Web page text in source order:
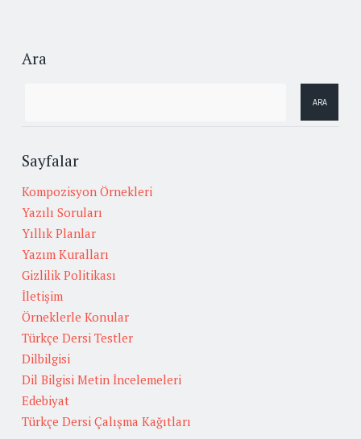
Ara
Sayfalar
Kompozisyon Örnekleri
Yazılı Soruları
Yıllık Planlar
Yazım Kuralları
Gizlilik Politikası
İletişim
Örneklerle Konular
Türkçe Dersi Testler
Dilbilgisi
Dil Bilgisi Metin İncelemeleri
Edebiyat
Türkçe Dersi Çalışma Kağıtları